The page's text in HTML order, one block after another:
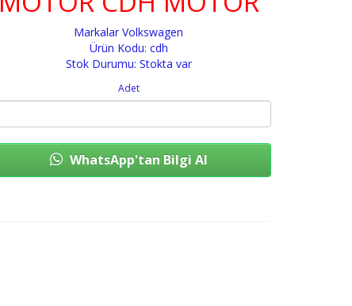
Markalar Volkswagen
Ürün Kodu: cdh
Stok Durumu: Stokta var
Adet
WhatsApp'tan Bilgi Al